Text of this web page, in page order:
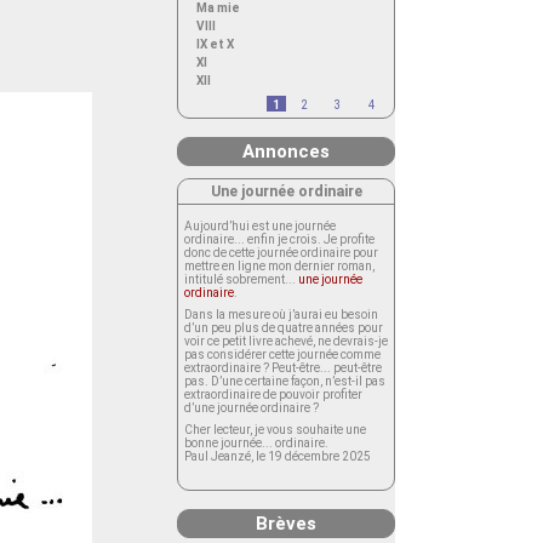
Ma mie
VIII
IX et X
XI
XII
1
2 3 4
Annonces
Une journée ordinaire
Aujourd’hui est une journée
ordinaire... enfin je crois. Je profite
donc de cette journée ordinaire pour
mettre en ligne mon dernier roman,
intitulé sobrement... une journée
ordinaire
Dans la mesure où j’aurai eu besoin
d’un peu plus de quatre années pour
voir ce petit livre achevé, ne devrais-je
pas considérer cette journée comme
extraordinaire ? Peut-être... peut-être
pas. D’une certaine façon, n’est-il pas
extraordinaire de pouvoir profiter
d’une journée ordinaire ?
Cher lecteur, je vous souhaite une
bonne journée... ordinaire.
Paul Jeanzé, le 19 décembre 2025
Brèves